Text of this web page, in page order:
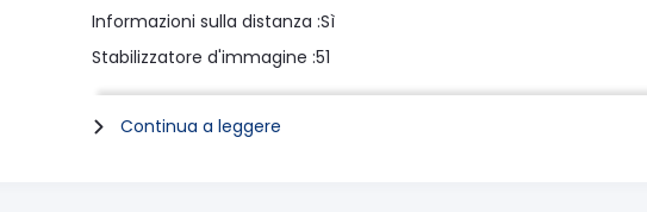
Informazioni sulla distanza :Sì
Stabilizzatore d'immagine :51
Attuatore AF :STM
Continua a leggere